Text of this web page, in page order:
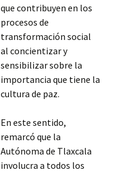
que contribuyen en los
procesos de
transformación social
al concientizar y
sensibilizar sobre la
importancia que tiene la
cultura de paz.
En este sentido,
remarcó que la
Autónoma de Tlaxcala
involucra a todos los